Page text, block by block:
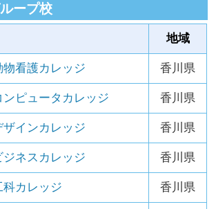
ープ校
地域
看護カレッジ 香川県
ピュータカレッジ 香川県
インカレッジ 香川県
ネスカレッジ 香川県
カレッジ 香川県